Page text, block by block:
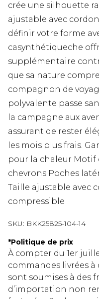
crée une silhouette
ajustable avec
définir votre forme
casynthétiqueche
supplémentaire
que sa nature
compagnon de
polyvalente passe
la campagne aux
assurant de rester
les mois plus frais.
pour la chaleur Motif
chevrons Poches
Taille ajustable avec
compressible
SKU: BKK25825-104-14
*Politique de prix
À compter du 1er
commandes livrées à
sont soumises à des
d’importation non